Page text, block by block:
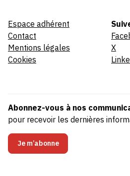
Espace adhérent
Contact
Mentions légales
Cookies
X
Abonnez-vous à nos
pour recevoir les dernières
Je m’abonne